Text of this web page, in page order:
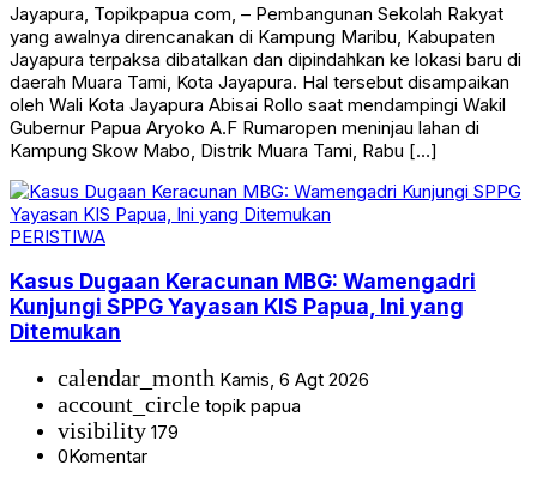
Jayapura, Topikpapua com, – Pembangunan Sekolah Rakyat
yang awalnya direncanakan di Kampung Maribu, Kabupaten
Jayapura terpaksa dibatalkan dan dipindahkan ke lokasi baru di
daerah Muara Tami, Kota Jayapura. Hal tersebut disampaikan
oleh Wali Kota Jayapura Abisai Rollo saat mendampingi Wakil
Gubernur Papua Aryoko A.F Rumaropen meninjau lahan di
Kampung Skow Mabo, Distrik Muara Tami, Rabu […]
PERISTIWA
Kasus Dugaan Keracunan MBG: Wamengadri
Kunjungi SPPG Yayasan KIS Papua, Ini yang
Ditemukan
calendar_month Kamis, 6 Agt 2026
account_circle topik papua
visibility 179
0Komentar